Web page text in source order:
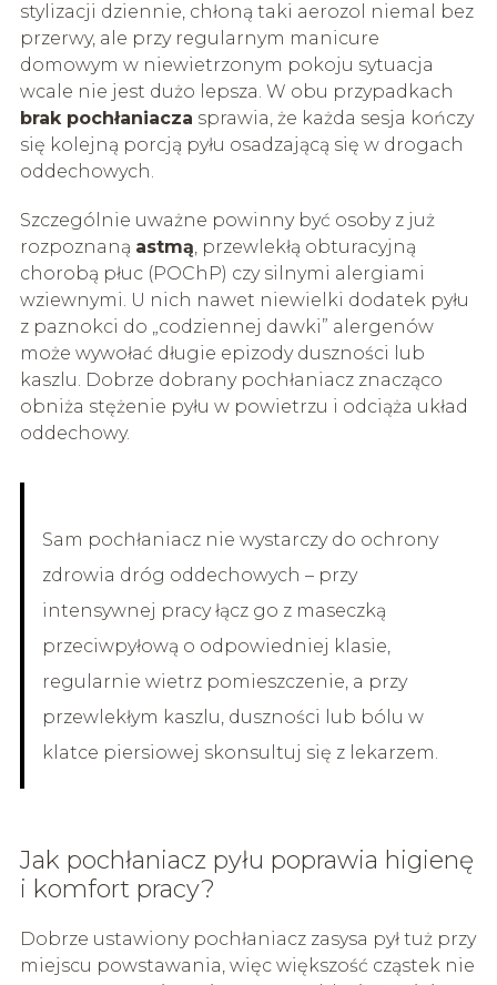
stylizacji dziennie, chłoną taki aerozol niemal bez
przerwy, ale przy regularnym manicure
domowym w niewietrzonym pokoju sytuacja
wcale nie jest dużo lepsza. W obu przypadkach
brak pochłaniacza sprawia, że każda sesja kończy
się kolejną porcją pyłu osadzającą się w drogach
oddechowych.
Szczególnie uważne powinny być osoby z już
rozpoznaną astmą , przewlekłą obturacyjną
chorobą płuc (POChP) czy silnymi alergiami
wziewnymi. U nich nawet niewielki dodatek pyłu
z paznokci do „codziennej dawki” alergenów
może wywołać długie epizody duszności lub
kaszlu. Dobrze dobrany pochłaniacz znacząco
obniża stężenie pyłu w powietrzu i odciąża układ
oddechowy.
Sam pochłaniacz nie wystarczy do ochrony
zdrowia dróg oddechowych – przy
intensywnej pracy łącz go z maseczką
przeciwpyłową o odpowiedniej klasie,
regularnie wietrz pomieszczenie, a przy
przewlekłym kaszlu, duszności lub bólu w
klatce piersiowej skonsultuj się z lekarzem.
Jak pochłaniacz pyłu poprawia higienę
i komfort pracy?
Dobrze ustawiony pochłaniacz zasysa pył tuż przy
miejscu powstawania, więc większość cząstek nie